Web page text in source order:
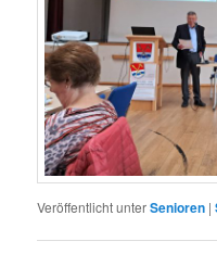
Veröffentlicht unterSenioren |